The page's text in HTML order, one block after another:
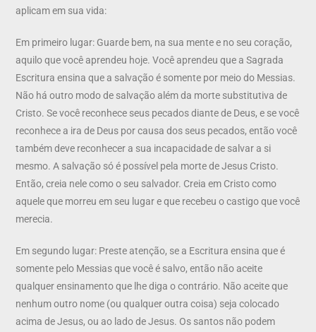
aplicam em sua vida:
Em primeiro lugar: Guarde bem, na sua mente e no seu coração,
aquilo que você aprendeu hoje. Você aprendeu que a Sagrada
Escritura ensina que a salvação é somente por meio do Messias.
Não há outro modo de salvação além da morte substitutiva de
Cristo. Se você reconhece seus pecados diante de Deus, e se você
reconhece a ira de Deus por causa dos seus pecados, então você
também deve reconhecer a sua incapacidade de salvar a si
mesmo. A salvação só é possível pela morte de Jesus Cristo.
Então, creia nele como o seu salvador. Creia em Cristo como
aquele que morreu em seu lugar e que recebeu o castigo que você
merecia.
Em segundo lugar: Preste atenção, se a Escritura ensina que é
somente pelo Messias que você é salvo, então não aceite
qualquer ensinamento que lhe diga o contrário. Não aceite que
nenhum outro nome (ou qualquer outra coisa) seja colocado
acima de Jesus, ou ao lado de Jesus. Os santos não podem